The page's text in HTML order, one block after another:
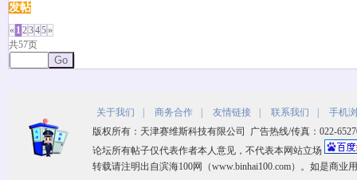
发帖
« 12345»
共57页
Go
关于我们 商务合作 友情链接 联系我们
手机
版权所有：天津赛维斯科技有限公司 广告热线/传真：022-
论坛所有帖子仅代表作者本人意见，不代表本网站立场
转载请注明出自滨海100网（www.binhai100.com）。如是商业